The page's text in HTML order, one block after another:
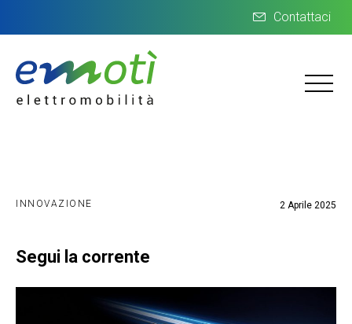
Contattaci
INNOVAZIONE 2 Aprile 2025
Segui la corrente